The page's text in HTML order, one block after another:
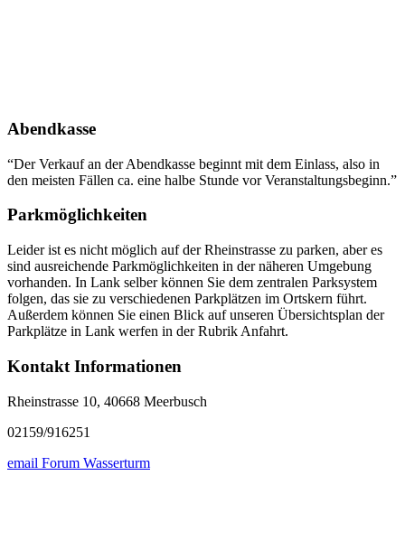
Abendkasse
“Der Verkauf an der Abendkasse beginnt mit dem Einlass, also in
den meisten Fällen ca. eine halbe Stunde vor Veranstaltungsbeginn.”
Parkmöglichkeiten
Leider ist es nicht möglich auf der Rheinstrasse zu parken, aber es
sind ausreichende Parkmöglichkeiten in der näheren Umgebung
vorhanden. In Lank selber können Sie dem zentralen Parksystem
folgen, das sie zu verschiedenen Parkplätzen im Ortskern führt.
Außerdem können Sie einen Blick auf unseren Übersichtsplan der
Parkplätze in Lank werfen in der Rubrik Anfahrt.
Kontakt Informationen
Rheinstrasse 10, 40668 Meerbusch
02159/916251
email Forum Wasserturm